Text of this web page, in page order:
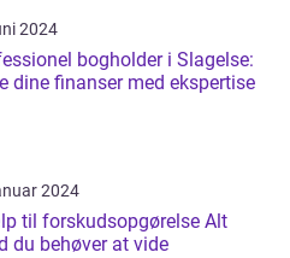
2024
bogholder i Slagelse:
dine finanser med ekspertise
2024
til forskudsopgørelse Alt
du behøver at vide